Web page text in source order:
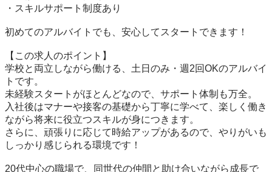
・スキルサポート制度あり
初めてのアルバイトでも、安心してスタートできます！
【この求人のポイント】
学校と両立しながら働ける、土日のみ・週2回OKのアルバイ
トです。
未経験スタートがほとんどなので、サポート体制も万全。
入社後はマナーや接客の基礎から丁寧に学べて、楽しく働き
ながら将来に役立つスキルが身につきます。
さらに、頑張りに応じて時給アップがあるので、やりがいも
しっかり感じられる環境です！
20代中心の職場で、同世代の仲間と助け合いながら成長で